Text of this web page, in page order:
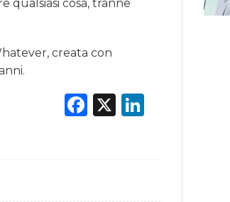
qualsiasi cosa, tranne
creata con
Facebook
X LinkedIn